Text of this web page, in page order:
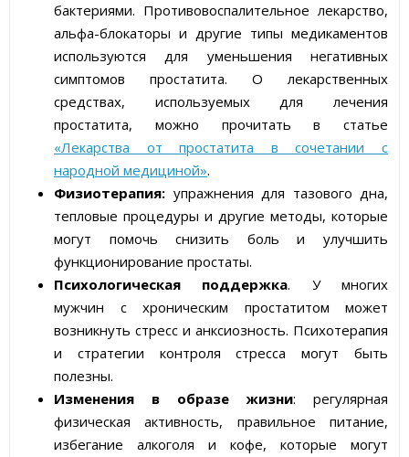
бактериями. Противовоспалительное лекарство,
альфа-блокаторы и другие типы медикаментов
используются для уменьшения негативных
симптомов простатита. О лекарственных
средствах, используемых для лечения
простатита, можно прочитать в статье
«Лекарства от простатита в сочетании с
народной медициной».
Физиотерапия: упражнения для тазового дна,
тепловые процедуры и другие методы, которые
могут помочь снизить боль и улучшить
функционирование простаты.
Психологическая поддержка. У многих
мужчин с хроническим простатитом может
возникнуть стресс и анксиозность. Психотерапия
и стратегии контроля стресса могут быть
полезны.
Изменения в образе жизни: регулярная
физическая активность, правильное питание,
избегание алкоголя и кофе, которые могут